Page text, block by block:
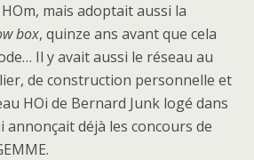
mais adoptait aussi la
box, quinze ans avant que cela
Il y avait aussi le réseau au
de construction personnelle et
HOi de Bernard Junk logé dans
annonçait déjà les concours de